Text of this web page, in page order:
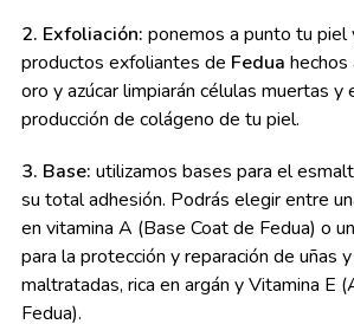
2. Exfoliación: ponemos a punto tu piel
productos exfoliantes de Fedua hechos
oro y azúcar limpiarán células muertas y
producción de colágeno de tu piel.
3. Base: utilizamos bases para el
su total adhesión. Podrás elegir entre
en vitamina A (Base Coat de Fedua) o
para la protección y reparación de uñas
maltratadas, rica en argán y Vitamina E
Fedua).